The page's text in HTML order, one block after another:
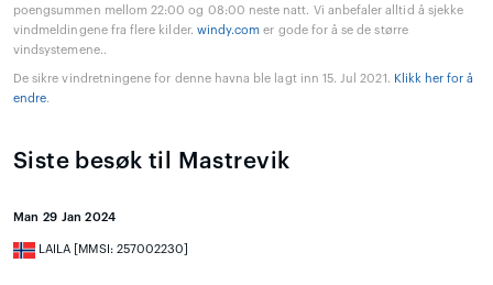
poengsummen mellom 22:00 og 08:00 neste natt. Vi anbefaler alltid å sjekke
vindmeldingene fra flere kilder. windy.com er gode for å se de større
vindsystemene..
De sikre vindretningene for denne havna ble lagt inn 15. Jul 2021. Klikk her for å
endre.
Siste besøk til Mastrevik
Man 29 Jan 2024
LAILA [MMSI: 257002230]